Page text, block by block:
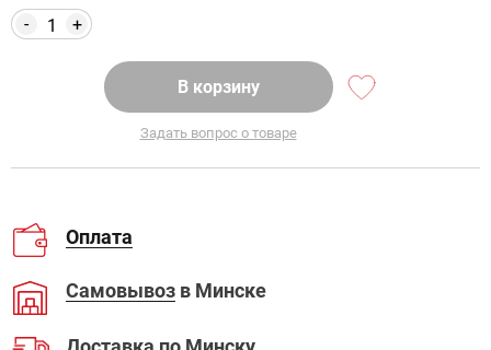
+
-
В корзину
Задать вопрос о товаре
Оплата
Самовывоз в Минске